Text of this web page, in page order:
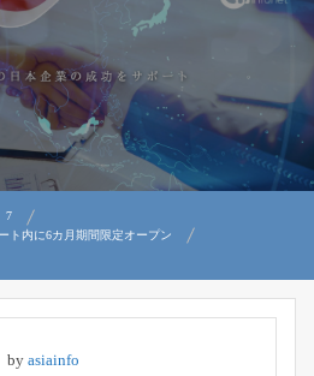
び著作権について
7
ト内に6カ月期間限定オープン
by asiainfo